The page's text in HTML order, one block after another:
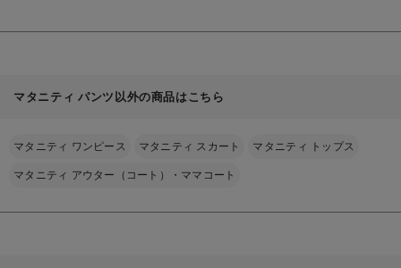
マタニティ パンツ以外の商品はこちら
マタニティ ワンピース マタニティ スカート マタニティ トップス
マタニティ アウター（コート）・ママコート